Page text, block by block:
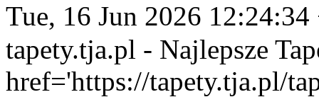
Tue, 16 Jun 2026 12:24:34
tapety.tja.pl - Najlepsze
href='https://tapety.tja.pl/